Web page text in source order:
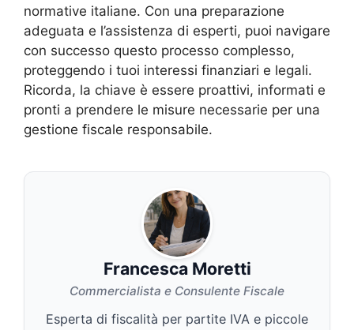
normative italiane. Con una preparazione
adeguata e l’assistenza di esperti, puoi navigare
con successo questo processo complesso,
proteggendo i tuoi interessi finanziari e legali.
Ricorda, la chiave è essere proattivi, informati e
pronti a prendere le misure necessarie per una
gestione fiscale responsabile.
Francesca Moretti
Commercialista e Consulente Fiscale
Esperta di fiscalità per partite IVA e piccole